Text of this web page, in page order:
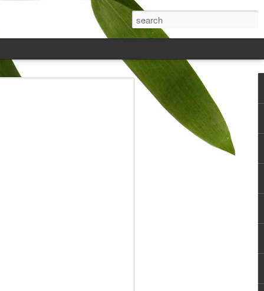
Takaran
terkadang pikiran saya itu melayang-
itu terkadang saya gunakan untuk